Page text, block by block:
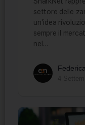
settore delle
un’idea
sempre il
nel…